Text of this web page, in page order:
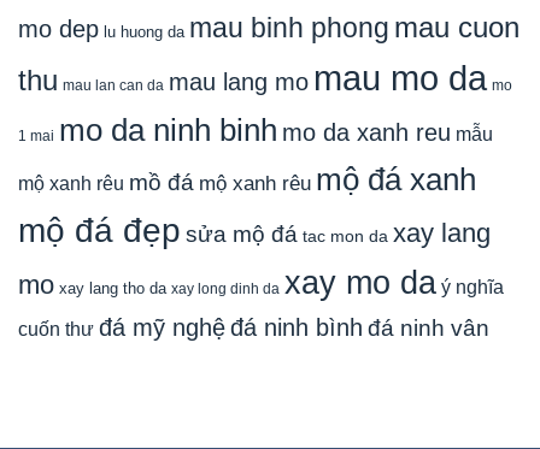
mo dep lu huong da mau binh phong mau cuon
thu mau lan can da mau lang mo mau mo da mo
1 mai mo da ninh binh mo da xanh reu mẫu
mộ xanh rêu mồ đá mộ xanh rêu mộ đá xanh
mộ đá đẹp sửa mộ đá tac mon da xay lang
mo xay lang tho da xay long dinh da xay mo da ý nghĩa
cuốn thư đá mỹ nghệđá ninh bình đá ninh vân